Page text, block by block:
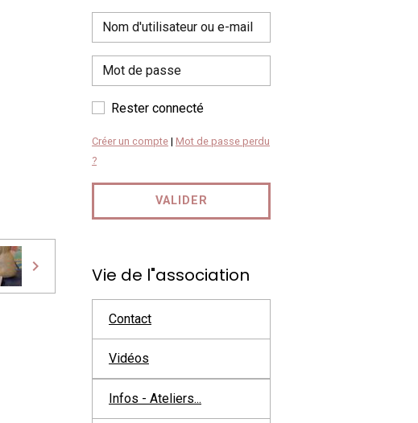
Rester connecté
Créer un compte | Mot de passe perdu
?
VALIDER
Vie de l"association
Contact
Vidéos
Infos - Ateliers...